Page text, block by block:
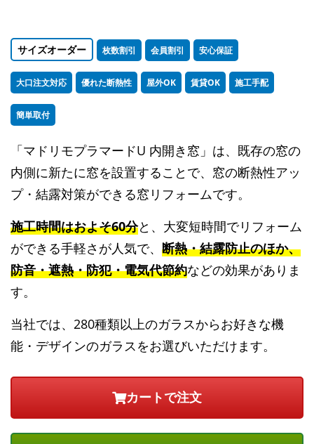
サイズオーダー 枚数割引 会員割引 安心保証
大口注文対応 優れた断熱性 屋外OK 賃貸OK 施工手配
簡単取付
「マドリモプラマードU 内開き窓」は、既存の窓の
内側に新たに窓を設置することで、窓の断熱性アッ
プ・結露対策ができる窓リフォームです。
施工時間はおよそ60分と、大変短時間でリフォーム
ができる手軽さが人気で、 断熱・結露防止のほか、
防音・遮熱・防犯・電気代節約などの効果がありま
す。
当社では、280種類以上のガラスからお好きな機
能・デザインのガラスをお選びいただけます。